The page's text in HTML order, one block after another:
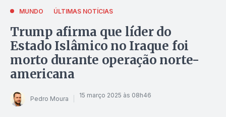
MUNDO ÚLTIMAS NOTÍCIAS
Trump afirma que líder do
Estado Islâmico no Iraque foi
morto durante operação norte-
americana
Pedro Moura 15 março 2025 às 08h46